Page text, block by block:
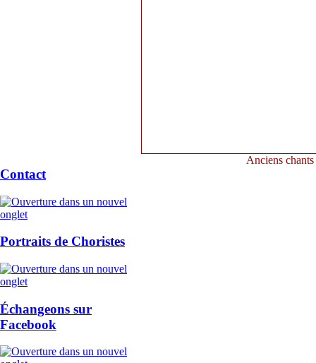
Anciens chants
Contact
Portraits de Choristes
Échangeons sur
Facebook